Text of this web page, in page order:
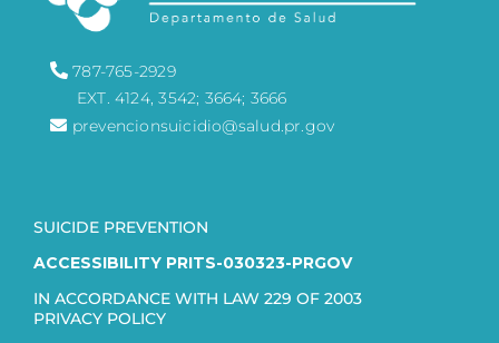
787-765-2929
EXT. 4124, 3542; 3664; 3666
prevencionsuicidio@salud.pr.gov
SUICIDE PREVENTION
ACCESSIBILITY PRITS-030323-PRGOV
IN ACCORDANCE WITH LAW 229 OF 2003
PRIVACY POLICY